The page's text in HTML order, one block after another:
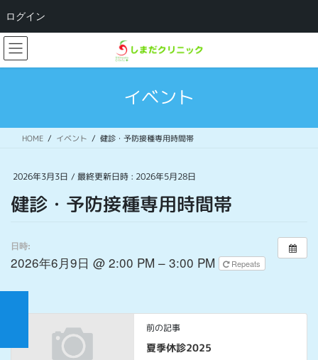
コ
ン
テ
ス
ナ
ビ
ゲ
ン
ログイン
イベント
HOME イベント 健診・予防接種専用時間帯
2026年3月3日 / 最終更新日時 : 2026年5月28日
健診・予防接種専用時間帯
日時:
2026年6月9日 @ 2:00 PM – 3:00 PM Repeats
前の記事
夏季休診2025